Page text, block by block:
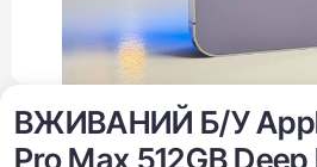
ВЖИВАНИЙ Б/У
Pro Max 512GB